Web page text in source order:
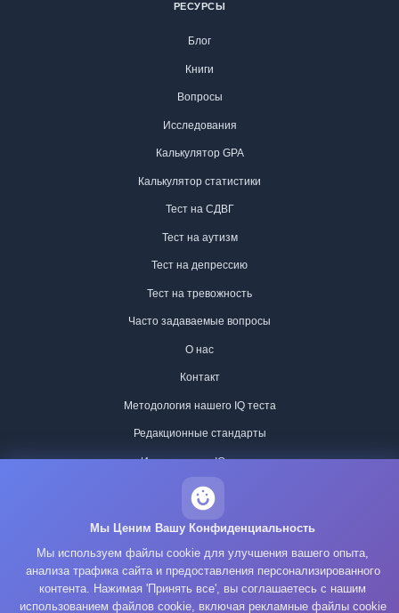
РЕСУРСЫ
Блог
Книги
Вопросы
Исследования
Калькулятор GPA
Калькулятор статистики
Тест на СДВГ
Тест на аутизм
Тест на депрессию
Тест на тревожность
Часто задаваемые вопросы
О нас
Контакт
Методология нашего IQ теста
Редакционные стандарты
Исторические IQ-тесты
Политика конфиденциальности
Условия обслуживания
Политика использования файлов cookie
GDPR
Мы Ценим Вашу Конфиденциальность
Мы используем файлы cookie для улучшения вашего опыта,
анализа трафика сайта и предоставления персонализированного
контента. Нажимая 'Принять все', вы соглашаетесь с нашим
использованием файлов cookie, включая рекламные файлы cookie